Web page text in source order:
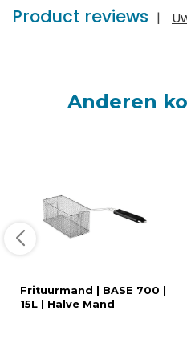
Product reviews |
Anderen
Frituurmand | BASE 700 |
15L | Halve Mand